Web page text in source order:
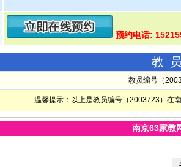
预约电话:
教
教员编号（
温馨提示：以上是教员编号（2003723）在
南京63家教